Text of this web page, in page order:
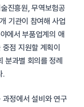
진흥원, 무역보험공
기관이 참여해 사업
에서 부품업계의 애
점 지원할 계획이
분과별 회의를 정례
.
정에서 설비와 연구